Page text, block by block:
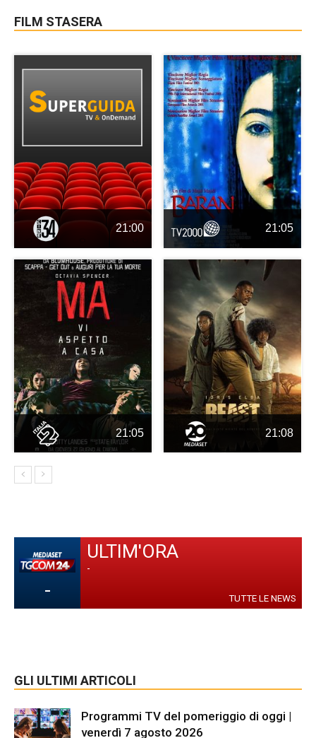
FILM STASERA
21:00 21:05
21:05 21:08
-
ULTIM'ORA
-
TUTTE LE NEWS
GLI ULTIMI ARTICOLI
Programmi TV del pomeriggio di oggi |
venerdì 7 agosto 2026